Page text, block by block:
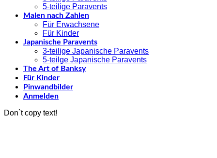
5-teilige Paravents
Malen nach Zahlen
Für Erwachsene
Für Kinder
Japanische Paravents
3-teilige Japanische Paravents
5-teilge Japanische Paravents
The Art of Banksy
Für Kinder
Pinwandbilder
Anmelden
Don`t copy text!